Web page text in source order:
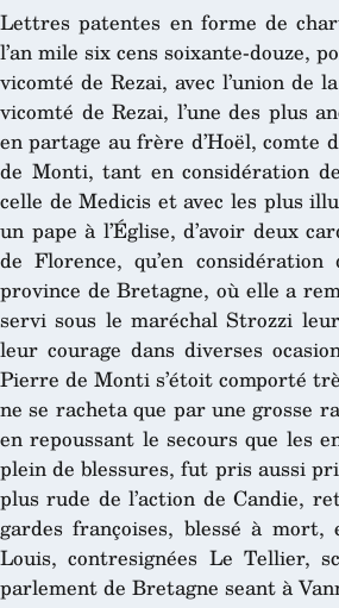
Lettres patentes en forme de
l’an mile six cens soixante-
vicomté de Rezai, avec l’union de
vicomté de Rezai, l’une des plus
en partage au frère d’Hoël, comte
de Monti, tant en considération
celle de Medicis et avec les plus
un pape à l’Église, d’avoir deux
de Florence, qu’en
province de Bretagne, où elle a
servi sous le maréchal Strozzi
leur courage dans diverses
Pierre de Monti s’étoit comporté
ne se racheta que par une grosse
en repoussant le secours que les
plein de blessures, fut pris aussi
plus rude de l’action de Candie,
gardes françoises, blessé à
Louis, contresignées Le Tellier,
parlement de Bretagne seant à